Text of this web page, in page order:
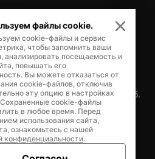
Поздеев
политики Ямало-
Богдана Кнунянца, д.1, каб.
42728
файлы cookie.
cookie-файлы и сервис
чтобы запомнить ваши
анализировать посещаемость и
повышать его
Вы можете отказаться от
cookie-файлов, отключив
эту опцию в настройках
Сохраненные cookie-файлы
в любое время. Перед
использования сайта,
ознакомьтесь с нашей
конфиденциальности.